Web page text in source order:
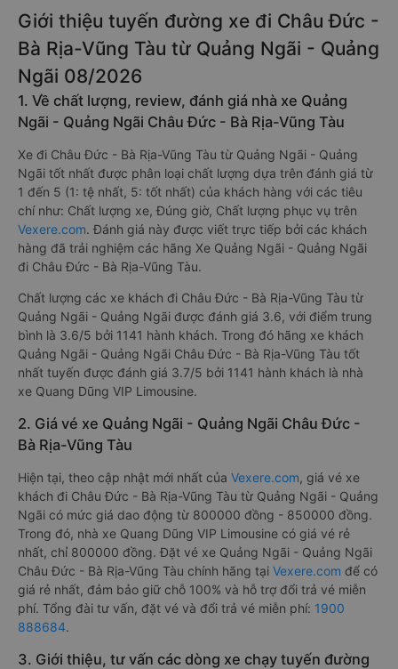
Giới thiệu tuyến đường xe đi Châu Đức -
Bà Rịa-Vũng Tàu từ Quảng Ngãi - Quảng
Ngãi 08/2026
1. Về chất lượng, review, đánh giá nhà xe Quảng
Ngãi - Quảng Ngãi Châu Đức - Bà Rịa-Vũng Tàu
Xe đi Châu Đức - Bà Rịa-Vũng Tàu từ Quảng Ngãi - Quảng
Ngãi tốt nhất được phân loại chất lượng dựa trên đánh giá từ
1 đến 5 (1: tệ nhất, 5: tốt nhất) của khách hàng với các tiêu
chí như: Chất lượng xe, Đúng giờ, Chất lượng phục vụ trên
Vexere.com. Đánh giá này được viết trực tiếp bởi các khách
hàng đã trải nghiệm các hãng Xe Quảng Ngãi - Quảng Ngãi
đi Châu Đức - Bà Rịa-Vũng Tàu.
Chất lượng các xe khách đi Châu Đức - Bà Rịa-Vũng Tàu từ
Quảng Ngãi - Quảng Ngãi được đánh giá 3.6, với điểm trung
bình là 3.6/5 bởi 1141 hành khách. Trong đó hãng xe khách
Quảng Ngãi - Quảng Ngãi Châu Đức - Bà Rịa-Vũng Tàu tốt
nhất tuyến được đánh giá 3.7/5 bởi 1141 hành khách là nhà
xe Quang Dũng VIP Limousine.
2. Giá vé xe Quảng Ngãi - Quảng Ngãi Châu Đức -
Bà Rịa-Vũng Tàu
Hiện tại, theo cập nhật mới nhất của Vexere.com, giá vé xe
khách đi Châu Đức - Bà Rịa-Vũng Tàu từ Quảng Ngãi - Quảng
Ngãi có mức giá dao động từ 800000 đồng - 850000 đồng.
Trong đó, nhà xe Quang Dũng VIP Limousine có giá vé rẻ
nhất, chỉ 800000 đồng. Đặt vé xe Quảng Ngãi - Quảng Ngãi
Châu Đức - Bà Rịa-Vũng Tàu chính hãng tại Vexere.com để có
giá rẻ nhất, đảm bảo giữ chỗ 100% và hỗ trợ đổi trả vé miễn
phí. Tổng đài tư vấn, đặt vé và đổi trả vé miễn phí: 1900
888684.
3. Giới thiệu, tư vấn các dòng xe chạy tuyến đường